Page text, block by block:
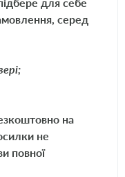
серед
на
не
повної